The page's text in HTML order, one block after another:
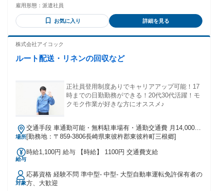
雇用形態： 派遣社員
お気に入り 詳細を見る
株式会社アイコック
ルート配送・リネンの回収など
正社員登用制度ありでキャリアアップ可能！17
時までの日勤勤務ができる！20代30代活躍！モ
クモク作業が好きな方にオススメ♪
場所
交通手段 車通勤可能・無料駐車場有・通勤交通費 月14,000円
まで実費支給 【最寄り駅】 ・ＪＲ大村線「彼杵駅」
[勤務地：〒859-3806長崎県東彼杵郡東彼杵町三根郷]
給与
時給1,100円 給与 【時給】 1100円 交通費支給
対象
応募資格 経験不問 準中型- 中型- 大型自動車運転免許保有者の
方、大歓迎